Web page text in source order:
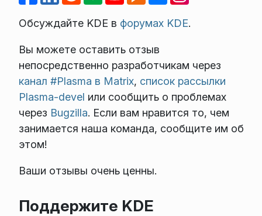
Обсуждайте KDE в форумах KDE.
Вы можете оставить отзыв
непосредственно разработчикам через
канал #Plasma в Matrix, список рассылки
Plasma-devel или сообщить о проблемах
через Bugzilla. Если вам нравится то, чем
занимается наша команда, сообщите им об
этом!
Ваши отзывы очень ценны.
Поддержите KDE